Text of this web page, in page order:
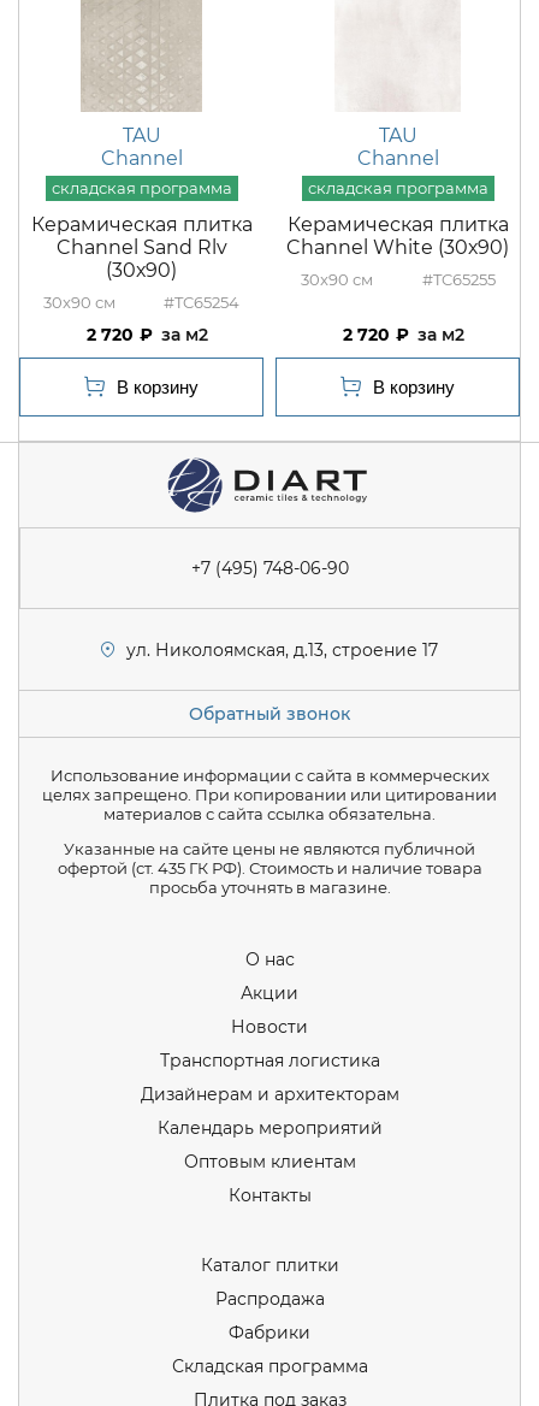
TAU
Channel
Керамическая плитка
Channel Sand Rlv
(30х90)
30x90 #TC65254
2 720 м2
TAU
Channel
Керамическая плитка
Channel White (30х90)
30x90 #TC65255
2 720 м2
+7 (495) 748-06-90
ул. Николоямская, д.13, строение 17
Обратный звонок
Использование информации с сайта в коммерческих
целях запрещено. При копировании или цитировании
материалов с сайта ссылка обязательна.
Указанные на сайте цены не являются публичной
офертой (ст. 435 ГК РФ). Стоимость и наличие товара
просьба уточнять в магазине.
О нас
Акции
Новости
Транспортная логистика
Дизайнерам и архитекторам
Календарь мероприятий
Оптовым клиентам
Контакты
Каталог плитки
Распродажа
Фабрики
Складская программа
Плитка под заказ